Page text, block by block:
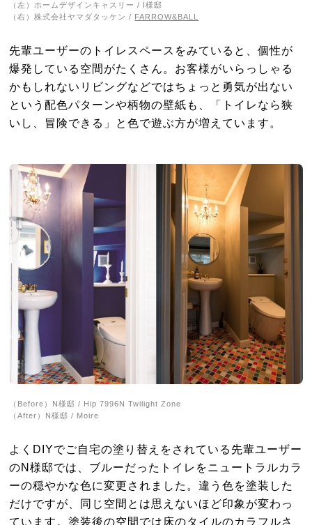
（左）ホームデザインキャスリー / I様邸
（右）株式会社ヤマダタッケン / FARROW&BALL
先輩ユーザーのトイレスペースをみていると、個性が
爆発している空間がたくさん。お客様がいらっしゃる
かもしれないリビングなどではちょっと勇気が出ない
という配色パターンや柄物の壁紙も、「トイレなら狭
いし、冒険できる」と色で遊ぶ方が増えています。
（Before）N様邸 / Hip 7996N Twilight Zone
（After）N様邸 / Moire
よくDIYでご自宅の塗り替えをされている先輩ユーザー
のN様邸では、ブルーだったトイレをニュートラルカラ
ーの穏やかな色に変更されました。違う色を塗装した
だけですが、同じ空間とは思えないほど印象が変わっ
ています。塗装後の空間では床のタイルのカラフルさ